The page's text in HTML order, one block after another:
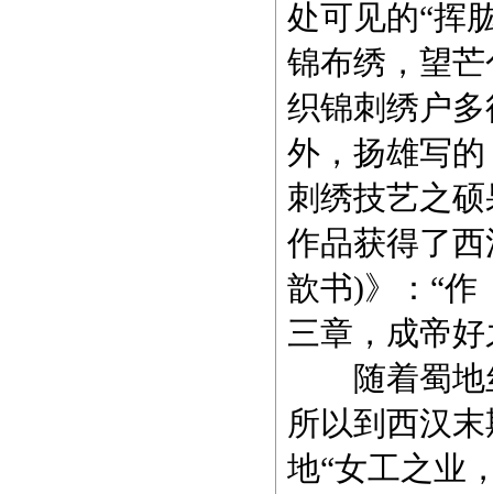
处可见的“挥
锦布绣，望
织锦刺绣户
外，扬雄写
刺绣技艺之
作品获得了
歆书)》：“作
三章，成帝好
随着蜀地丝
所以到西汉
地“女工之业